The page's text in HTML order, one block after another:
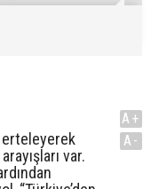
erteleyerek
var.
A+
A-